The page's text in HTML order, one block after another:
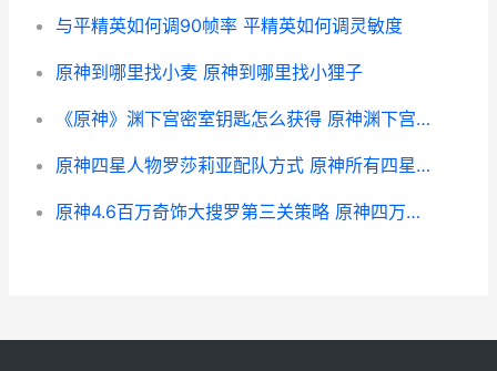
与平精英如何调90帧率 平精英如何调灵敏度
原神到哪里找小麦 原神到哪里找小狸子
《原神》渊下宫密室钥匙怎么获得 原神渊下宫怎么解锁
原神四星人物罗莎莉亚配队方式 原神所有四星人物
原神4.6百万奇饰大搜罗第三关策略 原神四万原石